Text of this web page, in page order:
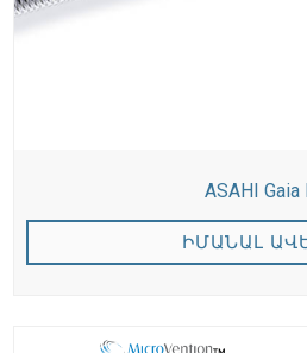
ASAHI Gaia
ԻՄԱՆԱԼ